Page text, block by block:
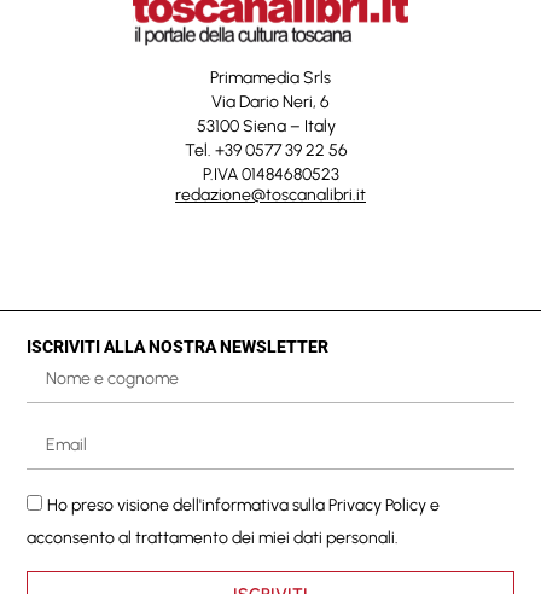
Primamedia Srls
Via Dario Neri, 6
53100 Siena – Italy
Tel. +39 0577 39 22 56
P.IVA 01484680523
redazione@toscanalibri.it
ISCRIVITI ALLA NOSTRA NEWSLETTER
Ho preso visione dell'informativa sullaPrivacy Policye
acconsento al trattamento dei miei dati personali.